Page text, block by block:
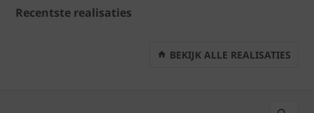
Recentste realisaties
BEKIJK ALLE REALISATIES